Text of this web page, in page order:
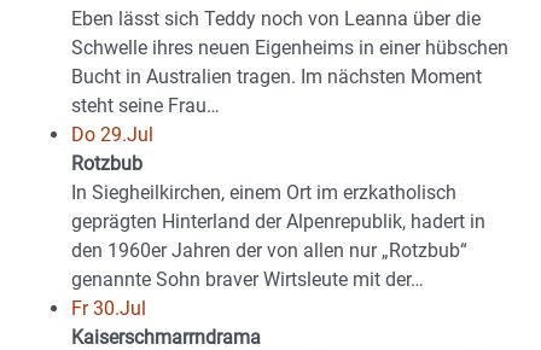
Eben lässt sich Teddy noch von Leanna über die
Schwelle ihres neuen Eigenheims in einer hübschen
Bucht in Australien tragen. Im nächsten Moment
steht seine Frau…
Do 29.Jul
Rotzbub
In Siegheilkirchen, einem Ort im erzkatholisch
geprägten Hinterland der Alpenrepublik, hadert in
den 1960er Jahren der von allen nur „Rotzbub“
genannte Sohn braver Wirtsleute mit der…
Fr 30.Jul
Kaiserschmarrndrama